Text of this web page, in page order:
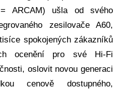
= ARCAM) ušla od svého
zesilovače A60,
spokojených zákazníků
ocenění pro své Hi-Fi
oslovit novou generaci
cenově dostupného,